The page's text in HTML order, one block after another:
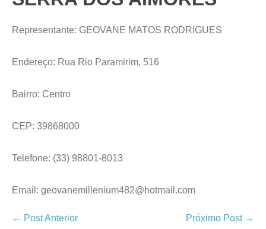
Representante: GEOVANE MATOS RODRIGUES
Endereço: Rua Rio Paramirim, 516
Bairro: Centro
CEP: 39868000
Telefone: (33) 98801-8013
Email: geovanemillenium482@hotmail.com
← Post Anterior Próximo Post →